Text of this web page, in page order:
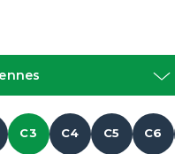
C3 C4 C5 C6